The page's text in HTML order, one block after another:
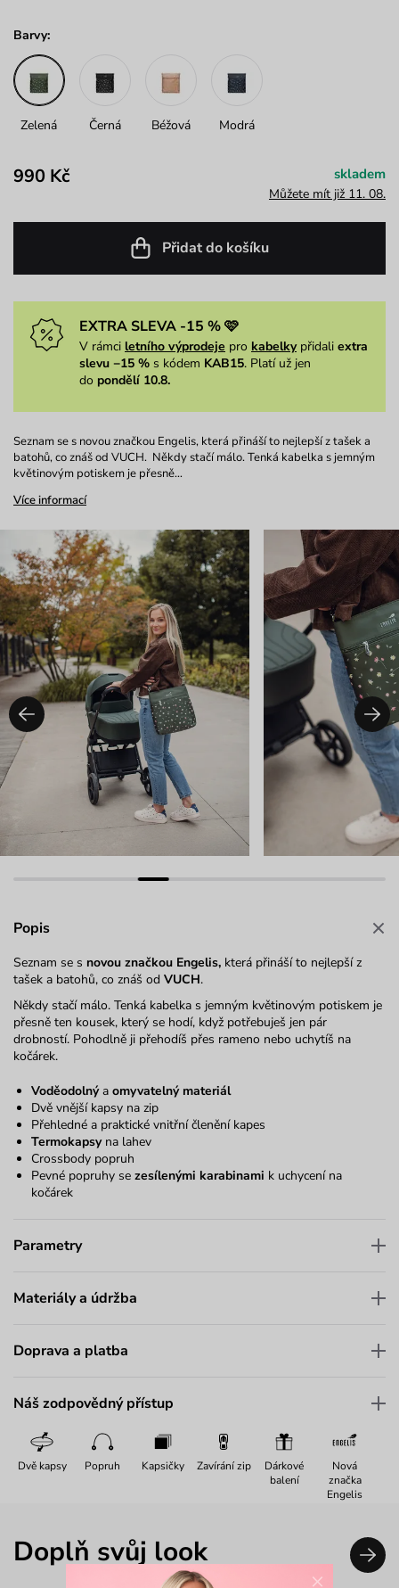
Barvy:
Zelená Černá Béžová Modrá
990 Kč skladem
Můžete mít již 11. 08.
Přidat do košíku
EXTRA SLEVA -15 % 🩷
V rámci letního výprodeje pro kabelkypřidali extra
slevu −15 % s kódem KAB15. Platí už jen
do pondělí 10.8.
Seznam se s novou značkou Engelis, která přináší to nejlepší z tašek a
batohů, co znáš od VUCH. Někdy stačí málo. Tenká kabelka s jemným
květinovým potiskem je přesně…
Více informací
Popis
Seznam se s novou značkou Engelis, která přináší to nejlepší z
tašek a batohů, co znáš od VUCH.
Někdy stačí málo. Tenká kabelka s jemným květinovým potiskem je
přesně ten kousek, který se hodí, když potřebuješ jen pár
drobností. Pohodlně ji přehodíš přes rameno nebo uchytíš na
kočárek.
Voděodolnýa omyvatelný materiál
Dvě vnější kapsy na zip
Přehledné a praktické vnitřní členění kapes
Termokapsyna lahev
Crossbody popruh
Pevné popruhy se zesílenými karabinami k uchycení na
kočárek
Parametry
Materiály a údržba
Doprava a platba
Náš zodpovědný přístup
Dvě kapsy Popruh Kapsičky Zavírání zip
Dárkové
balení
Nová
značka
Engelis
Doplň svůj look
×